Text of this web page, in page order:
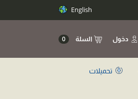
English
دخول السلة 0
تحميلات